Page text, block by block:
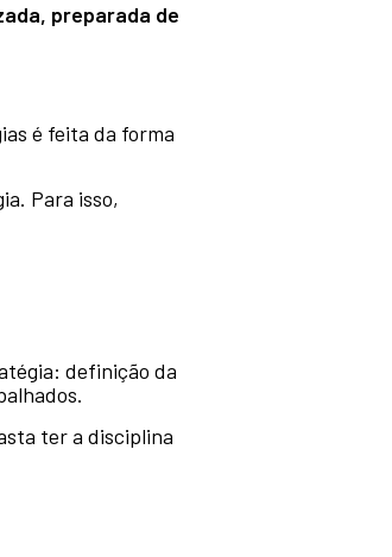
preparada de
é feita da forma
Para isso,
definição da
ter a disciplina